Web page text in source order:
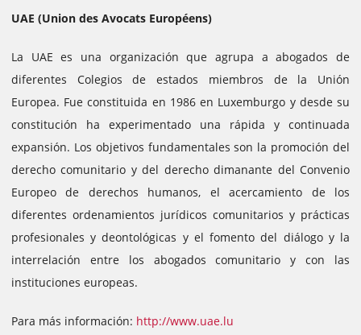
UAE (Union des Avocats Européens)
La UAE es una organización que agrupa a abogados de
diferentes Colegios de estados miembros de la Unión
Europea. Fue constituida en 1986 en Luxemburgo y desde su
constitución ha experimentado una rápida y continuada
expansión. Los objetivos fundamentales son la promoción del
derecho comunitario y del derecho dimanante del Convenio
Europeo de derechos humanos, el acercamiento de los
diferentes ordenamientos jurídicos comunitarios y prácticas
profesionales y deontológicas y el fomento del diálogo y la
interrelación entre los abogados comunitario y con las
instituciones europeas.
Para más información: http://www.uae.lu